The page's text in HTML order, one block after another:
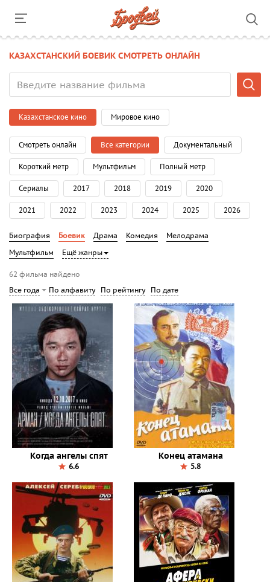
КАЗАХСТАНСКИЙ БОЕВИК СМОТРЕТЬ ОНЛАЙН
Казахстанское кино Мировое кино
Смотреть онлайн Все категории Документальный
Короткий метр Мультфильм Полный метр
Сериалы 2017 2018 2019 2020
2021 2022 2023 2024 2025 2026
Биография Боевик Драма Комедия
Мелодрама
Мультфильм
Ещё жанры
62 фильма найдено
Все года
По алфавиту По рейтингу По дате
Когда ангелы спят
6.6
Конец атамана
5.8